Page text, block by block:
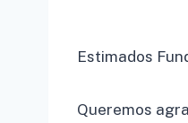
Estimados
Queremos